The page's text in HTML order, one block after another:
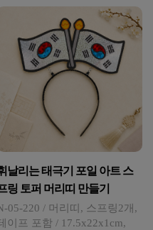
날리는 태극기 포일 아트 스
링 토퍼 머리띠 만들기
05-220 / 머리띠, 스프링2개,
이프 포함 / 17.5x22x1cm,